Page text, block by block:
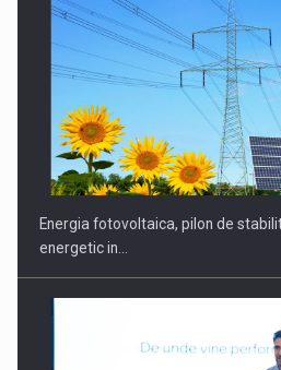
Energia fotovoltaica, pilon de
energetic in…